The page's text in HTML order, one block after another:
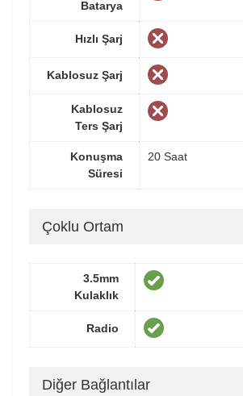
Batarya
Hızlı Şarj
Kablosuz Şarj
Kablosuz
Ters Şarj
Konuşma
Süresi
20 Saat
Çoklu Ortam
3.5mm
Kulaklık
Radio
Diğer Bağlantılar